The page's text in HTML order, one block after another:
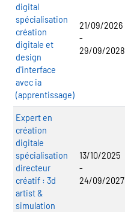
digital
spécialisation
création
digitale et
design
d'interface
avec ia
(apprentissage)
21/09/2026
-
29/09/2028
Expert en
création
digitale
spécialisation
directeur
créatif : 3d
artist &
simulation
13/10/2025
-
24/09/2027